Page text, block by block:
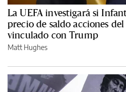
La UEFA investigará si
precio de saldo acciones
vinculado con Trump
Matt Hughes